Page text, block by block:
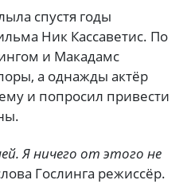
спустя годы
Ник Кассаветис. По
и Макадамс
а однажды актёр
и попросил привести
Я ничего от этого не
Гослинга режиссёр.